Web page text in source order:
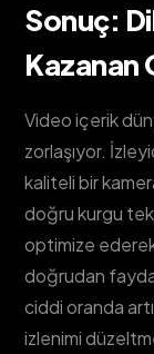
Sonuç:
Kazanan
Video içerik
zorlaşıyor.
kaliteli bir
doğru kurgu
optimize
doğrudan fayda
ciddi oranda
izlenimi